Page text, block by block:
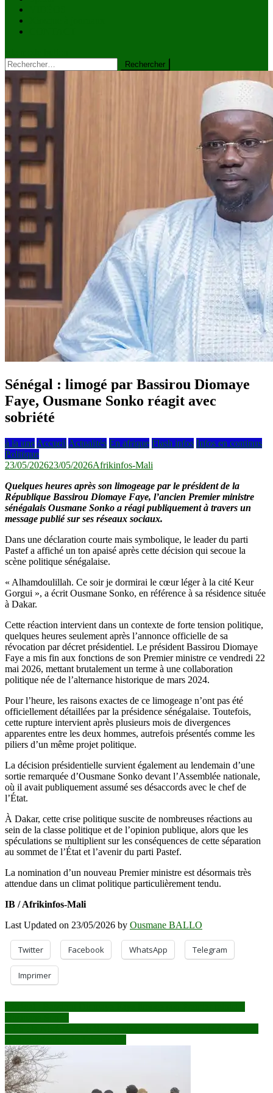
Rechercher :
Sénégal : limogé par Bassirou Diomaye
Faye, Ousmane Sonko réagit avec
sobriété
à la une Accueil Actualités En afrique Flash infos Infos en continus
Politique
23/05/202623/05/2026Afrikinfos-Mali
Quelques heures après son limogeage par le président de la
République Bassirou Diomaye Faye, l’ancien Premier ministre
sénégalais Ousmane Sonko a réagi publiquement à travers un
message publié sur ses réseaux sociaux.
Dans une déclaration courte mais symbolique, le leader du parti
Pastef a affiché un ton apaisé après cette décision qui secoue la
scène politique sénégalaise.
« Alhamdoulillah. Ce soir je dormirai le cœur léger à la cité Keur
Gorgui », a écrit Ousmane Sonko, en référence à sa résidence située
à Dakar.
Cette réaction intervient dans un contexte de forte tension politique,
quelques heures seulement après l’annonce officielle de sa
révocation par décret présidentiel. Le président Bassirou Diomaye
Faye a mis fin aux fonctions de son Premier ministre ce vendredi 22
mai 2026, mettant brutalement un terme à une collaboration
politique née de l’alternance historique de mars 2024.
Pour l’heure, les raisons exactes de ce limogeage n’ont pas été
officiellement détaillées par la présidence sénégalaise. Toutefois,
cette rupture intervient après plusieurs mois de divergences
apparentes entre les deux hommes, autrefois présentés comme les
piliers d’un même projet politique.
La décision présidentielle survient également au lendemain d’une
sortie remarquée d’Ousmane Sonko devant l’Assemblée nationale,
où il avait publiquement assumé ses désaccords avec le chef de
l’État.
À Dakar, cette crise politique suscite de nombreuses réactions au
sein de la classe politique et de l’opinion publique, alors que les
spéculations se multiplient sur les conséquences de cette séparation
au sommet de l’État et l’avenir du parti Pastef.
La nomination d’un nouveau Premier ministre est désormais très
attendue dans un climat politique particulièrement tendu.
IB / Afrikinfos-Mali
Last Updated on 23/05/2026 by Ousmane BALLO
Twitter Facebook WhatsApp Telegram
Imprimer
Navigation
de
l’article